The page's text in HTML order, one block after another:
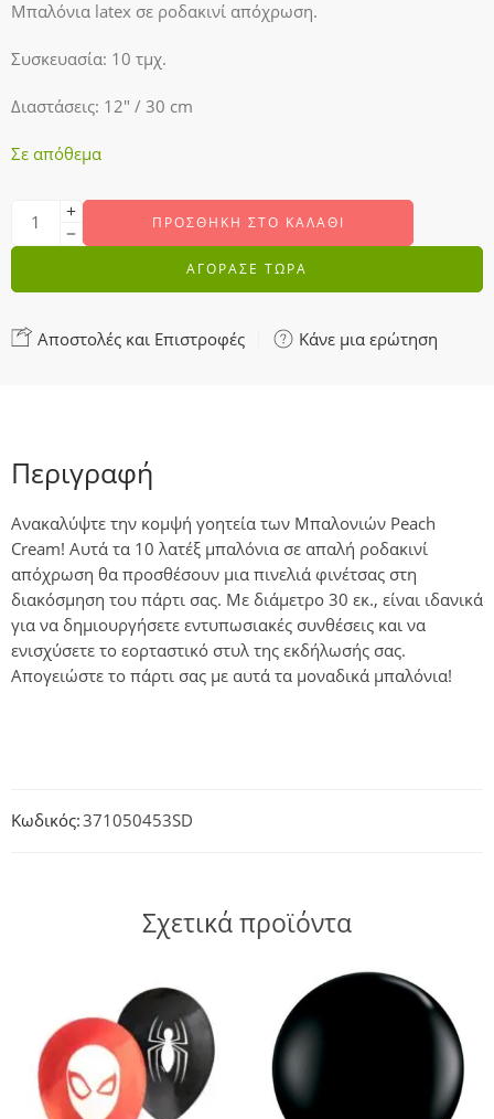
Μπαλόνια latex σε ροδακινί απόχρωση.
Συσκευασία: 10 τμχ.
Διαστάσεις: 12″ / 30 cm
Σε απόθεμα
ΠΡΟΣΘΉΚΗ ΣΤΟ ΚΑΛΆΘΙ
ΑΓΟΡΑΣΕ ΤΩΡΑ
Αποστολές και Επιστροφές Κάνε μια ερώτηση
Περιγραφή
Ανακαλύψτε την κομψή γοητεία των Μπαλονιών Peach
Cream! Αυτά τα 10 λατέξ μπαλόνια σε απαλή ροδακινί
απόχρωση θα προσθέσουν μια πινελιά φινέτσας στη
διακόσμηση του πάρτι σας. Με διάμετρο 30 εκ., είναι ιδανικά
για να δημιουργήσετε εντυπωσιακές συνθέσεις και να
ενισχύσετε το εορταστικό στυλ της εκδήλωσής σας.
Απογειώστε το πάρτι σας με αυτά τα μοναδικά μπαλόνια!
Κωδικός:371050453SD
Σχετικά προϊόντα